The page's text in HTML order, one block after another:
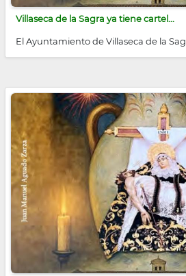
Villaseca de la Sagra ya tiene cartel...
El Ayuntamiento de Villaseca de la Sag